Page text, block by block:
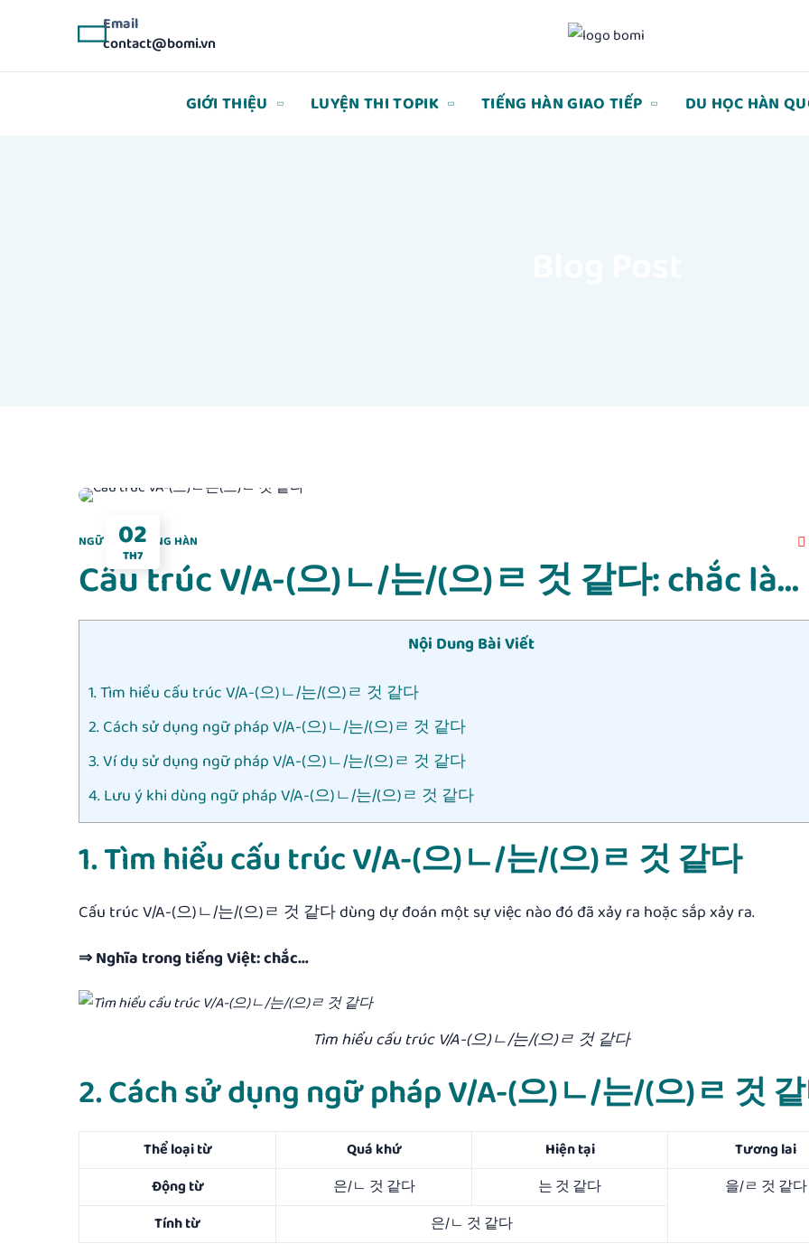
Email
contact@bomi.vn
GIỚI THIỆU LUYỆN THI TOPIK TIẾNG HÀN GIAO TIẾP DU HỌC HÀN
02
TH7
NGỮ PHÁP TIẾNG HÀN
Cấu trúc V/A-(으)ㄴ/는/(으)ㄹ 것 같다: chắc là…
Nội Dung Bài Viết
1. Tìm hiểu cấu trúc V/A-(으)ㄴ/는/(으)ㄹ 것 같다
2. Cách sử dụng ngữ pháp V/A-(으)ㄴ/는/(으)ㄹ 것 같다
3. Ví dụ sử dụng ngữ pháp V/A-(으)ㄴ/는/(으)ㄹ 것 같다
4. Lưu ý khi dùng ngữ pháp V/A-(으)ㄴ/는/(으)ㄹ 것 같다
1. Tìm hiểu cấu trúc V/A-(으)ㄴ/는/(으)ㄹ 것 같다
Cấu trúc V/A-(으)ㄴ/는/(으)ㄹ 것 같다 dùng dự đoán một sự việc nào đó đã xảy ra hoặc sắp xảy ra.
⇒ Nghĩa trong tiếng Việt: chắc…
Tìm hiểu cấu trúc V/A-(으)ㄴ/는/(으)ㄹ 것 같다
2. Cách sử dụng ngữ pháp V/A-(으)ㄴ/는/(으)ㄹ 것
Thể loại từ Quá khứ Hiện tại
Tương lai
Động từ
은/ㄴ 것 같다 는 것 같다
을/ㄹ 것 같다
Tính từ
은/ㄴ 것 같다